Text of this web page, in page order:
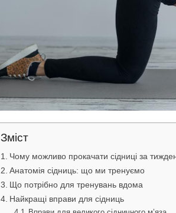
Зміст
Чому можливо прокачати сідниці за
Анатомія сідниць: що ми тренуємо
Що потрібно для тренувань вдома
Найкращі вправи для сідниць